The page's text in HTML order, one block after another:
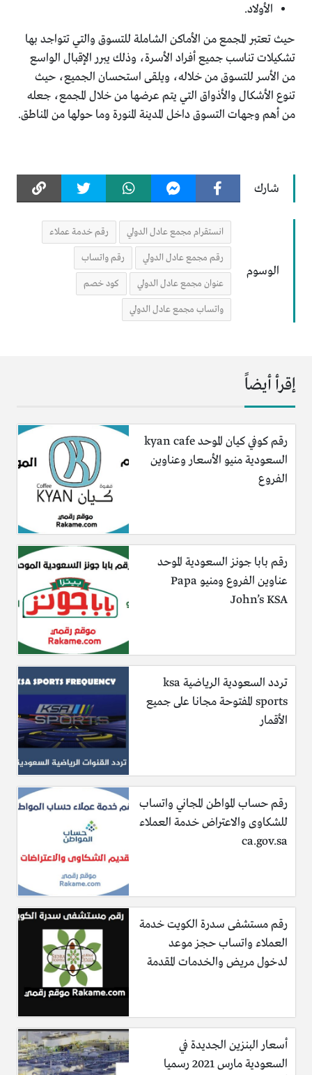
الأولاد.
حيث تعتبر المجمع من الأماكن الشاملة للتسوق والتي تتواجد بها
تشكيلات تناسب جميع أفراد الأسرة، وذلك يبرر الإقبال الواسع
من الأسر للتسوق من خلاله، ويلقى استحسان الجميع، حيث
تنوع الأشكال والأذواق التي يتم عرضها من خلال المجمع، جعله
من أهم وجهات التسوق داخل المدينة المنورة وما حولها من المناطق.
شارك
الوسوم
انستقرام مجمع عادل الدولي رقم خدمة عملاء
رقم مجمع عادل الدولي رقم واتساب
عنوان مجمع عادل الدولي كود خصم
واتساب مجمع عادل الدولي
إقرأ أيضاً
رقم كوفي كيان الموحد kyan cafe
السعودية منيو الأسعار وعناوين
الفروع
رقم بابا جونز السعودية الموحد
عناوين الفروع ومنيو Papa
John’s KSA
تردد السعودية الرياضية ksa
sports المفتوحة مجانا على جميع
الأقمار
رقم حساب المواطن المجاني واتساب
للشكاوى والاعتراض خدمة العملاء
ca.gov.sa
رقم مستشفى سدرة الكويت خدمة
العملاء واتساب حجز موعد
لدخول مريض والخدمات المقدمة
أسعار البنزين الجديدة في
السعودية مارس 2021 رسميا